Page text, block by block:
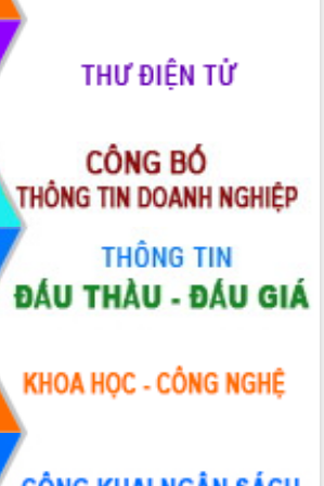
Lắk gặp
Hồ Chí
liệt sĩ
Hòa
trong
khai quy
và Môi
sát
đóng gói
các
và xúc
thích
khẩu
Nam đột